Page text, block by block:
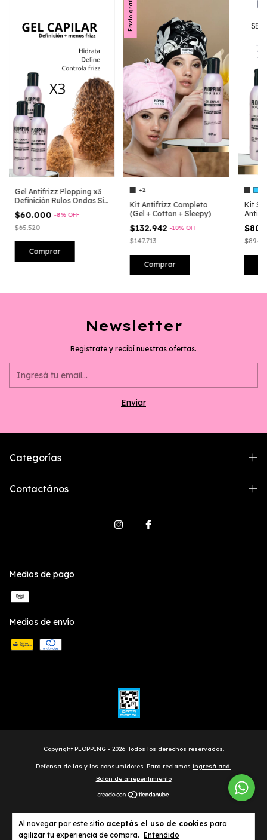
Al navegar por este sitio aceptás el uso de cookies para
agilizar tu experiencia de compra. Entendido
Gel Antifrizz Plopping x3
Definición Rulos Ondas Sin
Frizz No Acartona
$60.000-8% OFF
$65.520
Envío gratis
+2
Kit Antifrizz Completo
(Gel + Cotton + Sleepy)
$132.942-10% OFF
$147.713
Comprar
Kit
Newsletter
Registrate y recibí nuestras ofertas.
Categorías
Contactános
Medios de pago
Medios de envío
Copyright PLOPPING - 2026. Todos los derechos reservados.
Defensa de las y los consumidores. Para reclamos ingresá acá.
Botón de arrepentimiento